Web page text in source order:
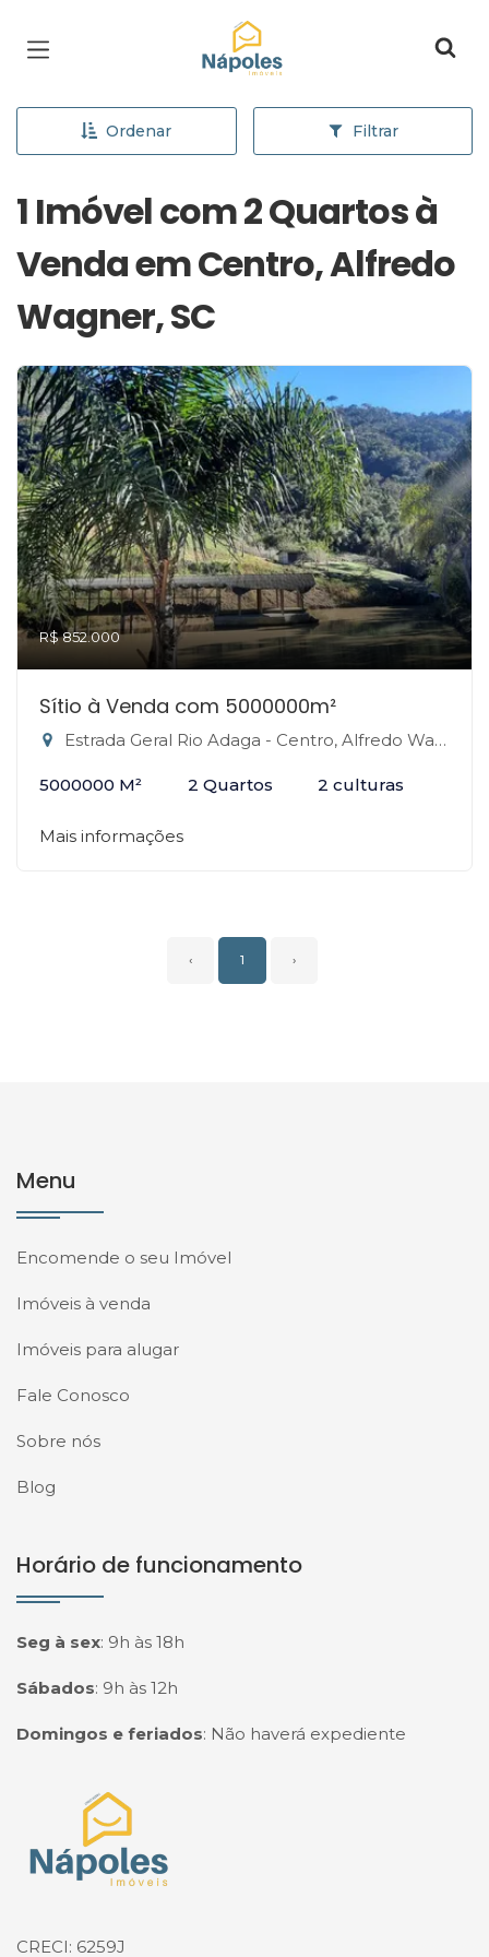
Página inicial
Ordenar Filtrar
1 Imóvel com 2 Quartos à
Venda em Centro, Alfredo
Wagner, SC
R$ 852.000
Sítio à Venda com 5000000m²
Estrada Geral Rio Adaga - Centro, Alfredo Wagner-SC
5000000 M² 2 Quartos 2 culturas
Mais informações
‹ 1 ›
Menu
Encomende o seu Imóvel
Imóveis à venda
Imóveis para alugar
Fale Conosco
Sobre nós
Blog
Horário de funcionamento
Seg à sex: 9h às 18h
Sábados: 9h às 12h
Domingos e feriados: Não haverá expediente
Página inicial
CRECI: 6259J